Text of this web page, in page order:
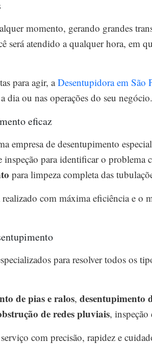
momento, gerando grandes
será atendido a qualquer hora, em
para agir, aDesentupidora em São
ou nas operações do seu negócio.
eficaz
empresa de desentupimento
para identificar o problema
para limpeza completa das
realizado com máxima eficiência e
para resolver todos os
de pias e ralos, desentupimento
de redes pluviais,
com precisão, rapidez e